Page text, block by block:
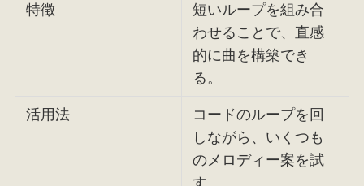
特徴
短いループを組み合
わせることで、直感
的に曲を構築でき
る。
活用法
コードのループを回
しながら、いくつも
のメロディー案を試
す。